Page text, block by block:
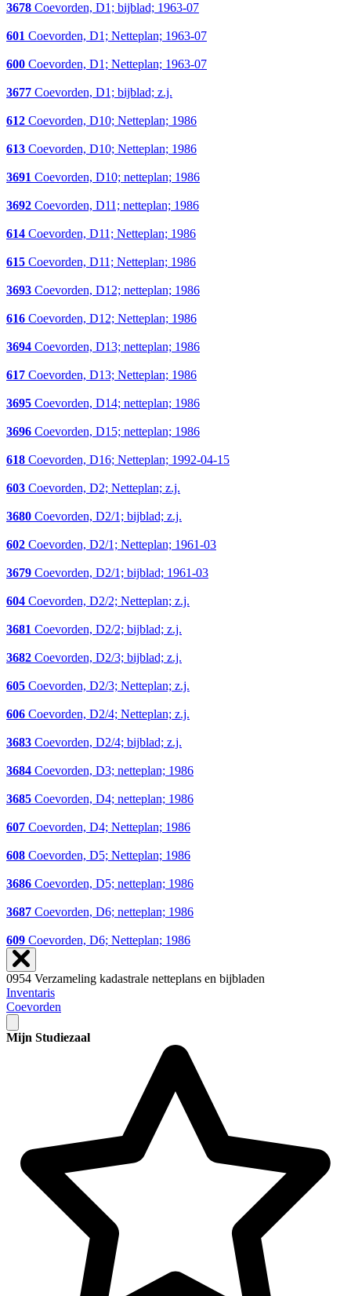
3678 Coevorden, D1; bijblad; 1963-07
601 Coevorden, D1; Netteplan; 1963-07
600 Coevorden, D1; Netteplan; 1963-07
3677 Coevorden, D1; bijblad; z.j.
612 Coevorden, D10; Netteplan; 1986
613 Coevorden, D10; Netteplan; 1986
3691 Coevorden, D10; netteplan; 1986
3692 Coevorden, D11; netteplan; 1986
614 Coevorden, D11; Netteplan; 1986
615 Coevorden, D11; Netteplan; 1986
3693 Coevorden, D12; netteplan; 1986
616 Coevorden, D12; Netteplan; 1986
3694 Coevorden, D13; netteplan; 1986
617 Coevorden, D13; Netteplan; 1986
3695 Coevorden, D14; netteplan; 1986
3696 Coevorden, D15; netteplan; 1986
618 Coevorden, D16; Netteplan; 1992-04-15
603 Coevorden, D2; Netteplan; z.j.
3680 Coevorden, D2/1; bijblad; z.j.
602 Coevorden, D2/1; Netteplan; 1961-03
3679 Coevorden, D2/1; bijblad; 1961-03
604 Coevorden, D2/2; Netteplan; z.j.
3681 Coevorden, D2/2; bijblad; z.j.
3682 Coevorden, D2/3; bijblad; z.j.
605 Coevorden, D2/3; Netteplan; z.j.
606 Coevorden, D2/4; Netteplan; z.j.
3683 Coevorden, D2/4; bijblad; z.j.
3684 Coevorden, D3; netteplan; 1986
3685 Coevorden, D4; netteplan; 1986
607 Coevorden, D4; Netteplan; 1986
608 Coevorden, D5; Netteplan; 1986
3686 Coevorden, D5; netteplan; 1986
3687 Coevorden, D6; netteplan; 1986
609 Coevorden, D6; Netteplan; 1986
0954 Verzameling kadastrale netteplans en bijbladen
Inventaris
Coevorden
Mijn Studiezaal